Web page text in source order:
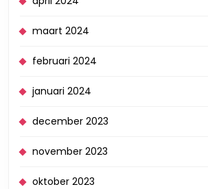
maart 2024
februari 2024
januari 2024
december 2023
november 2023
oktober 2023